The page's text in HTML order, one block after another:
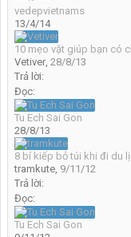
vedepvietnams
13/4/14
10 mẹo vặt giúp bạn có
Vetiver, 28/8/13
Trả lời:
Đọc:
Tu Ech Sai Gon
28/8/13
8 bí kiếp bỏ túi khi đi du
tramkute, 9/11/12
Trả lời:
Đọc:
Tu Ech Sai Gon